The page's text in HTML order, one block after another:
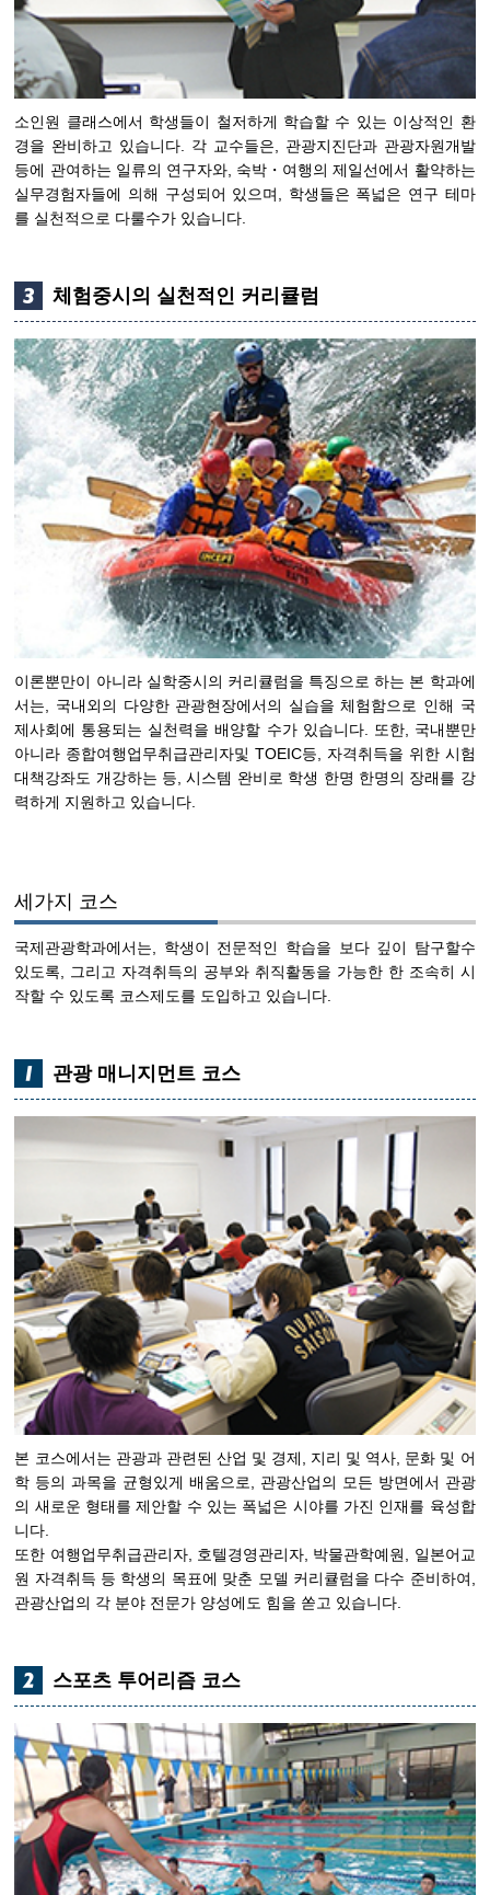
소인원 클래스에서 학생들이 철저하게 학습할 수 있는 이상적인 환
경을 완비하고 있습니다. 각 교수들은, 관광지진단과 관광자원개발
등에 관여하는 일류의 연구자와, 숙박・여행의 제일선에서 활약하는
실무경험자들에 의해 구성되어 있으며, 학생들은 폭넓은 연구 테마
를 실천적으로 다룰수가 있습니다.
체험중시의 실천적인 커리큘럼
이론뿐만이 아니라 실학중시의 커리큘럼을 특징으로 하는 본 학과에
서는, 국내외의 다양한 관광현장에서의 실습을 체험함으로 인해 국
제사회에 통용되는 실천력을 배양할 수가 있습니다. 또한, 국내뿐만
아니라 종합여행업무취급관리자및 TOEIC등, 자격취득을 위한 시험
대책강좌도 개강하는 등, 시스템 완비로 학생 한명 한명의 장래를 강
력하게 지원하고 있습니다.
세가지 코스
국제관광학과에서는, 학생이 전문적인 학습을 보다 깊이 탐구할수
있도록, 그리고 자격취득의 공부와 취직활동을 가능한 한 조속히 시
작할 수 있도록 코스제도를 도입하고 있습니다.
관광 매니지먼트 코스
본 코스에서는 관광과 관련된 산업 및 경제, 지리 및 역사, 문화 및 어
학 등의 과목을 균형있게 배움으로, 관광산업의 모든 방면에서 관광
의 새로운 형태를 제안할 수 있는 폭넓은 시야를 가진 인재를 육성합
니다.
또한 여행업무취급관리자, 호텔경영관리자, 박물관학예원, 일본어교
원 자격취득 등 학생의 목표에 맞춘 모델 커리큘럼을 다수 준비하여,
관광산업의 각 분야 전문가 양성에도 힘을 쏟고 있습니다.
스포츠 투어리즘 코스